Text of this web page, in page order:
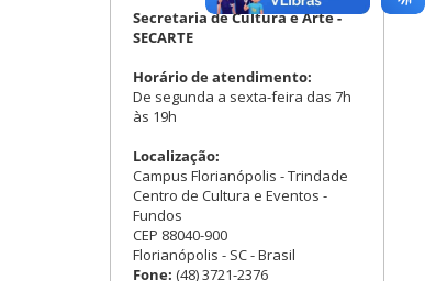
Secretaria de Cultura e Arte -
SECARTE
Horário de atendimento:
De segunda a sexta-feira das 7h
às 19h
Localização:
Campus Florianópolis - Trindade
Centro de Cultura e Eventos -
Fundos
CEP 88040-900
Florianópolis - SC - Brasil
Fone: (48) 3721-2376